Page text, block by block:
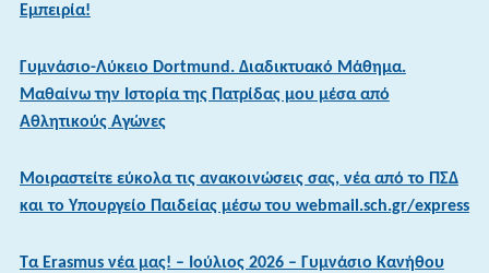
Εμπειρία!
Γυμνάσιο-Λύκειο Dortmund. Διαδικτυακό Μάθημα.
Μαθαίνω την Ιστορία της Πατρίδας μου μέσα από
Αθλητικούς Αγώνες
Μοιραστείτε εύκολα τις ανακοινώσεις σας, νέα από το ΠΣΔ
και το Υπουργείο Παιδείας μέσω του webmail.sch.gr/express
Τα Erasmus νέα μας! – Ιούλιος 2026 – Γυμνάσιο Κανήθου